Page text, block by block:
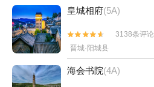
皇城相府(5A)


3138条评论
晋城·阳城县
海会书院(4A)